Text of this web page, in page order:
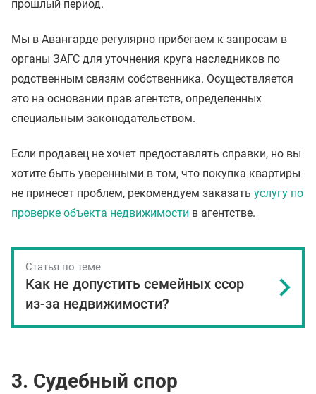
прошлый период.
Мы в Авангарде регулярно прибегаем к запросам в
органы ЗАГС для уточнения круга наследников по
родственным связям собственника. Осуществляется
это на основании прав агентств, определенных
специальным законодательством.
Если продавец не хочет предоставлять справки, но вы
хотите быть уверенными в том, что покупка квартиры
не принесет проблем, рекомендуем заказать услугу по
проверке объекта недвижимости в агентстве.
Статья по теме
Как не допустить семейных ссор
из-за недвижимости?
3. Судебный спор